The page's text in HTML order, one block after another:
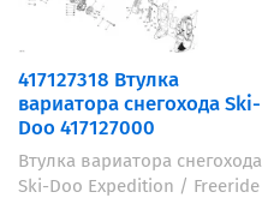
417127318 Втулка
вариатора снегохода Ski-
Doo 417127000
Втулка вариатора снегохода
Ski-Doo Expedition / Freeride